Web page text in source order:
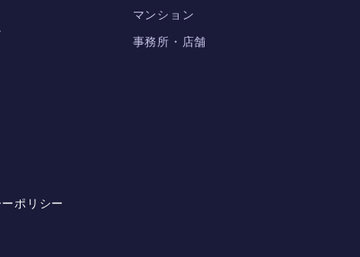
マンション
事務所・店舗
ポリシー